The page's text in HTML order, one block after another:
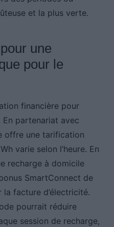
et la plus verte.
une
pour le
financière pour
partenariat avec
offre une tarification
varie selon l’heure. En
recharge à domicile
SmartConnect de
facture d’électricité.
pourrait réduire
session de recharge,